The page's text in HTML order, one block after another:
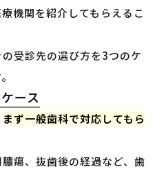
機関を紹介してもらえるこ
受診先の選び方を3つのケ
ース
まず一般歯科で対応してもら
瘍、抜歯後の経過など、歯